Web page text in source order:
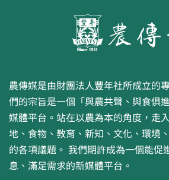
農傳媒是由財團法人豐年社所成立的
們的宗旨是一個「與農共聲、與食俱
媒體平台。站在以農為本的角度，走
地、食物、教育、新知、文化、環境
的各項議題。 我們期許成為一個能
息、滿足需求的新媒體平台。